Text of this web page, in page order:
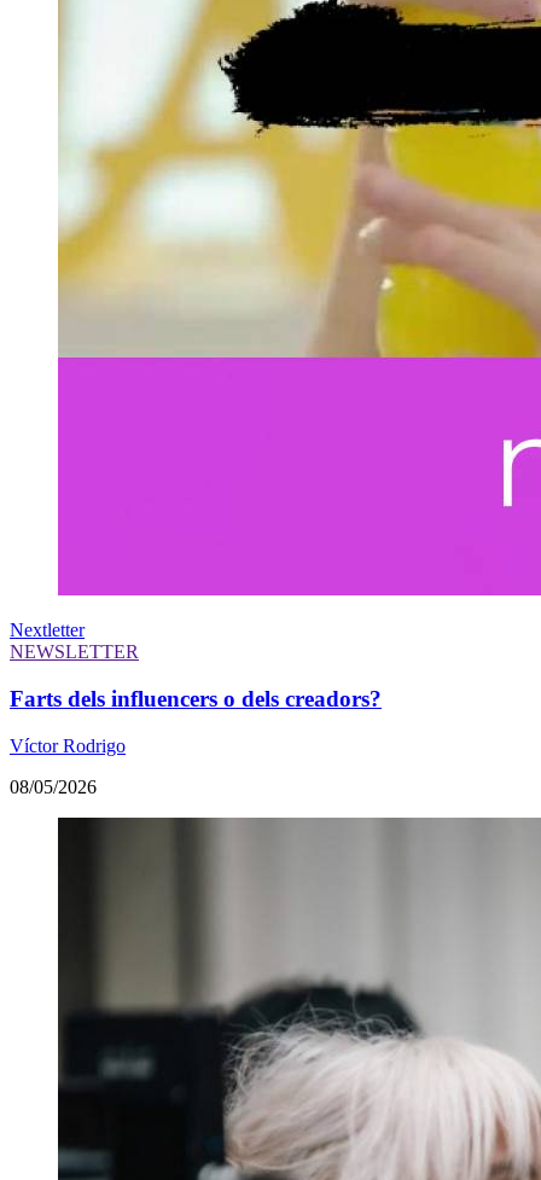
Nextletter
NEWSLETTER
Farts dels influencers o dels creadors?
Víctor Rodrigo
08/05/2026